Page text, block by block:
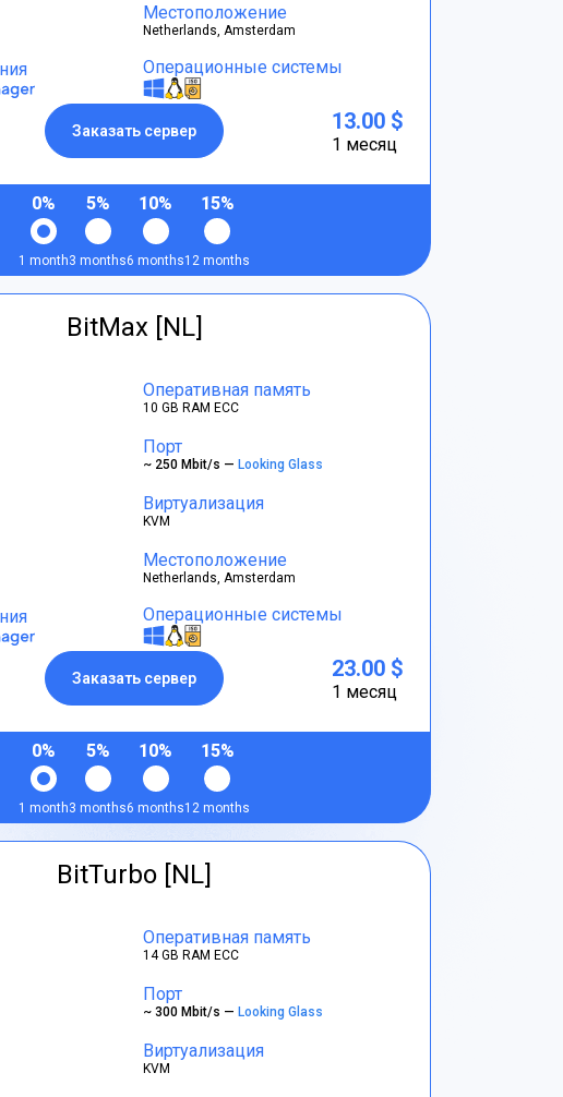
Местоположение
Netherlands, Amsterdam
Операционные системы
Заказать сервер 13.00 $
1 месяц
0%
1 month
5%
3 months
10%
6 months
15%
12 months
BitMax [NL]
Оперативная память
10 GB RAM ECC
Порт
~ 250 Mbit/s —Looking Glass
Виртуализация
KVM
Местоположение
Netherlands, Amsterdam
Операционные системы
Заказать сервер 23.00 $
1 месяц
0%
1 month
5%
3 months
10%
6 months
15%
12 months
BitTurbo [NL]
Оперативная память
14 GB RAM ECC
Порт
~ 300 Mbit/s —Looking Glass
Виртуализация
KVM